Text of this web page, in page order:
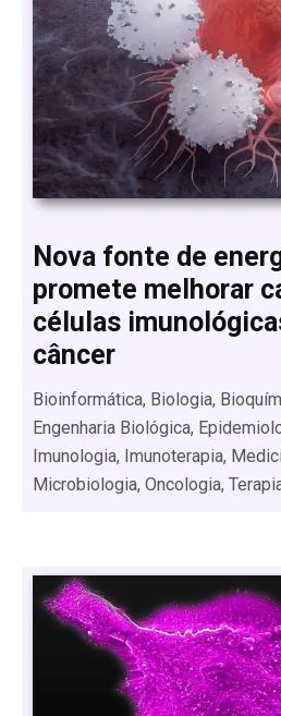
Nova fonte de
promete melhorar
células
câncer
Bioinformática, Biologia,
Engenharia Biológica,
Imunologia, Imunoterapia,
Microbiologia, Oncologia,